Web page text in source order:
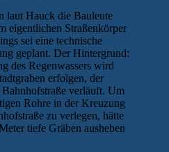
laut Hauck die Bauleute
eigentlichen Straßenkörper
sei eine technische
geplant. Der Hintergrund:
des Regenwassers wird
erfolgen, der
verläuft. Um
Rohre in der Kreuzung
zu verlegen, hätte
tiefe Gräben ausheben